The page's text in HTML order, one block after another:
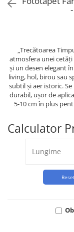
„Trecătoarea
atmosfera unei cetăți
și un desen elegant
living, hol, birou sau
subtil și aer istoric.
durabil, ușor de
5-10 cm în plus
Calculator